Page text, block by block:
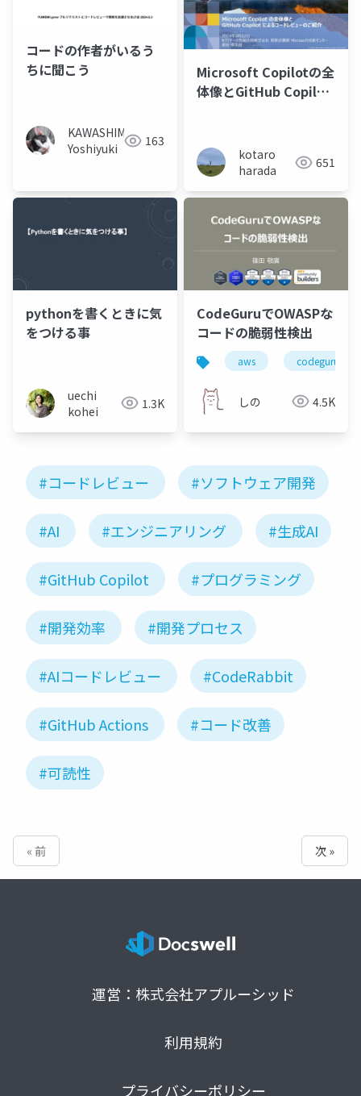
コードの作者がいるう
ちに聞こう
KAWASHIMA
Yoshiyuki
163
Microsoft Copilotの全
体像とGitHub Copilot
kotaro
harada
651
pythonを書くときに気
をつける事
uechi
kohei
1.3K
CodeGuruでOWASPな
コードの脆弱性検出
aws codeguru
しの 4.5K
#コードレビュー #ソフトウェア開発
#AI #エンジニアリング #生成AI
#GitHub Copilot #プログラミング
#開発効率 #開発プロセス
#AIコードレビュー #CodeRabbit
#GitHub Actions #コード改善
#可読性
« 前 次 »
運営：株式会社アプルーシッド
利用規約
プライバシーポリシー